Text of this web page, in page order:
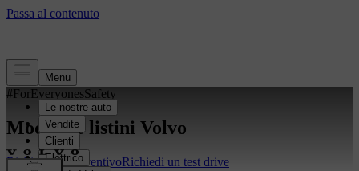
#ForEveryonesSafety
Modelli e listini Volvo
Richiedi un preventivoRichiedi un test drive